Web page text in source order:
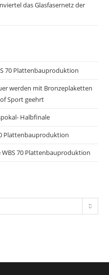
das Glasfasernetz der
70 Plattenbauproduktion
werden mit Bronzeplaketten
Sport geehrt
Halbfinale
Plattenbauproduktion
WBS 70 Plattenbauproduktion